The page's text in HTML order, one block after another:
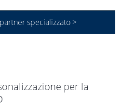
specializzato >
per la